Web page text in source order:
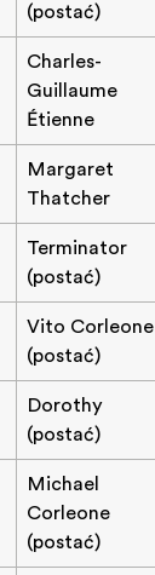
(postać)
Charles-
Guillaume
Étienne
Margaret
Thatcher
Terminator
(postać)
Vito Corleone
(postać)
Dorothy
(postać)
Michael
Corleone
(postać)